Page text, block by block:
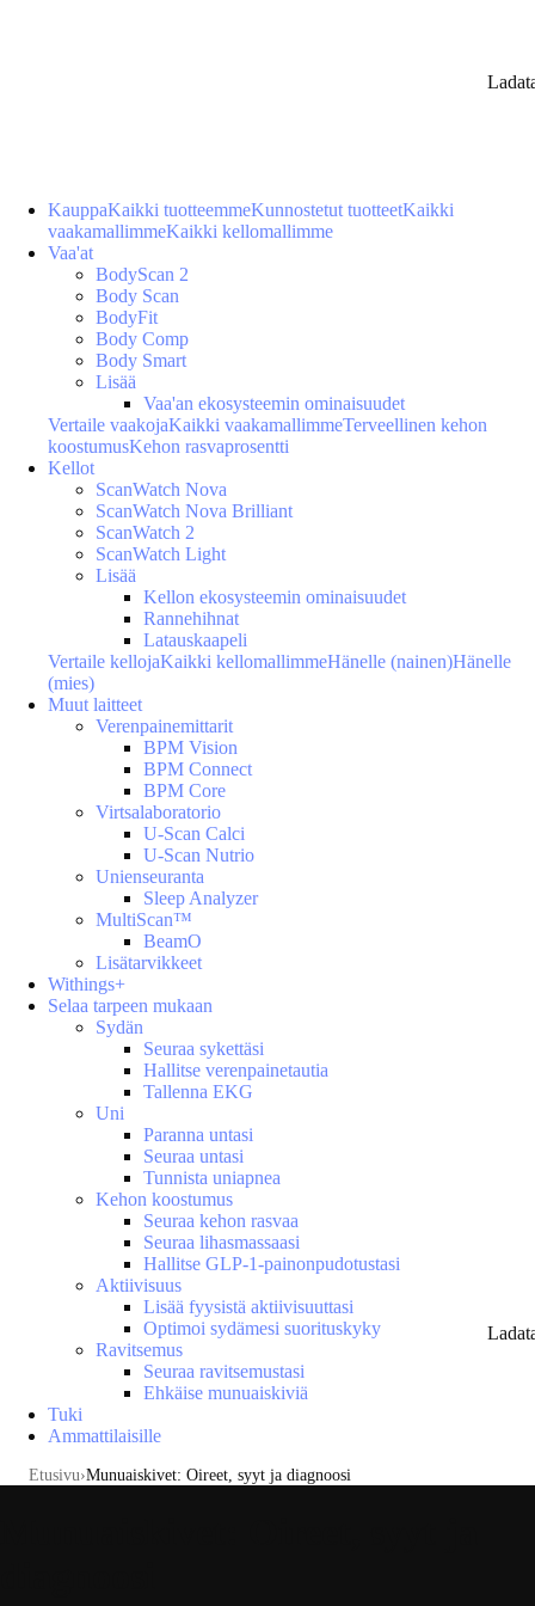
KauppaKaikki tuotteemmeKunnostetut tuotteetKaikki
vaakamallimmeKaikki kellomallimme
Vaa'at
BodyScan 2
Body Scan
BodyFit
Body Comp
Body Smart
Lisää
Vaa'an ekosysteemin ominaisuudet
Vertaile vaakojaKaikki vaakamallimmeTerveellinen kehon
koostumusKehon rasvaprosentti
Kellot
ScanWatch Nova
ScanWatch Nova Brilliant
ScanWatch 2
ScanWatch Light
Lisää
Kellon ekosysteemin ominaisuudet
Rannehihnat
Latauskaapeli
Vertaile kellojaKaikki kellomallimmeHänelle (nainen)Hänelle
(mies)
Muut laitteet
Verenpainemittarit
BPM Vision
BPM Connect
BPM Core
Virtsalaboratorio
U-Scan Calci
U-Scan Nutrio
Unienseuranta
Sleep Analyzer
MultiScan™
BeamO
Lisätarvikkeet
Withings+
Selaa tarpeen mukaan
Sydän
Seuraa sykettäsi
Hallitse verenpainetautia
Tallenna EKG
Uni
Paranna untasi
Seuraa untasi
Tunnista uniapnea
Kehon koostumus
Seuraa kehon rasvaa
Seuraa lihasmassaasi
Hallitse GLP-1-painonpudotustasi
Aktiivisuus
Lisää fyysistä aktiivisuuttasi
Optimoi sydämesi suorituskyky
Ravitsemus
Seuraa ravitsemustasi
Ehkäise munuaiskiviä
Tuki
Ammattilaisille
Etusivu Munuaiskivet: Oireet, syyt ja diagnoosi